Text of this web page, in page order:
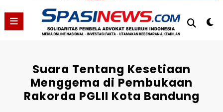
Suara Tentang Kesetiaan
Menggema di Pembukaan
Rakorda PGLII Kota Bandung